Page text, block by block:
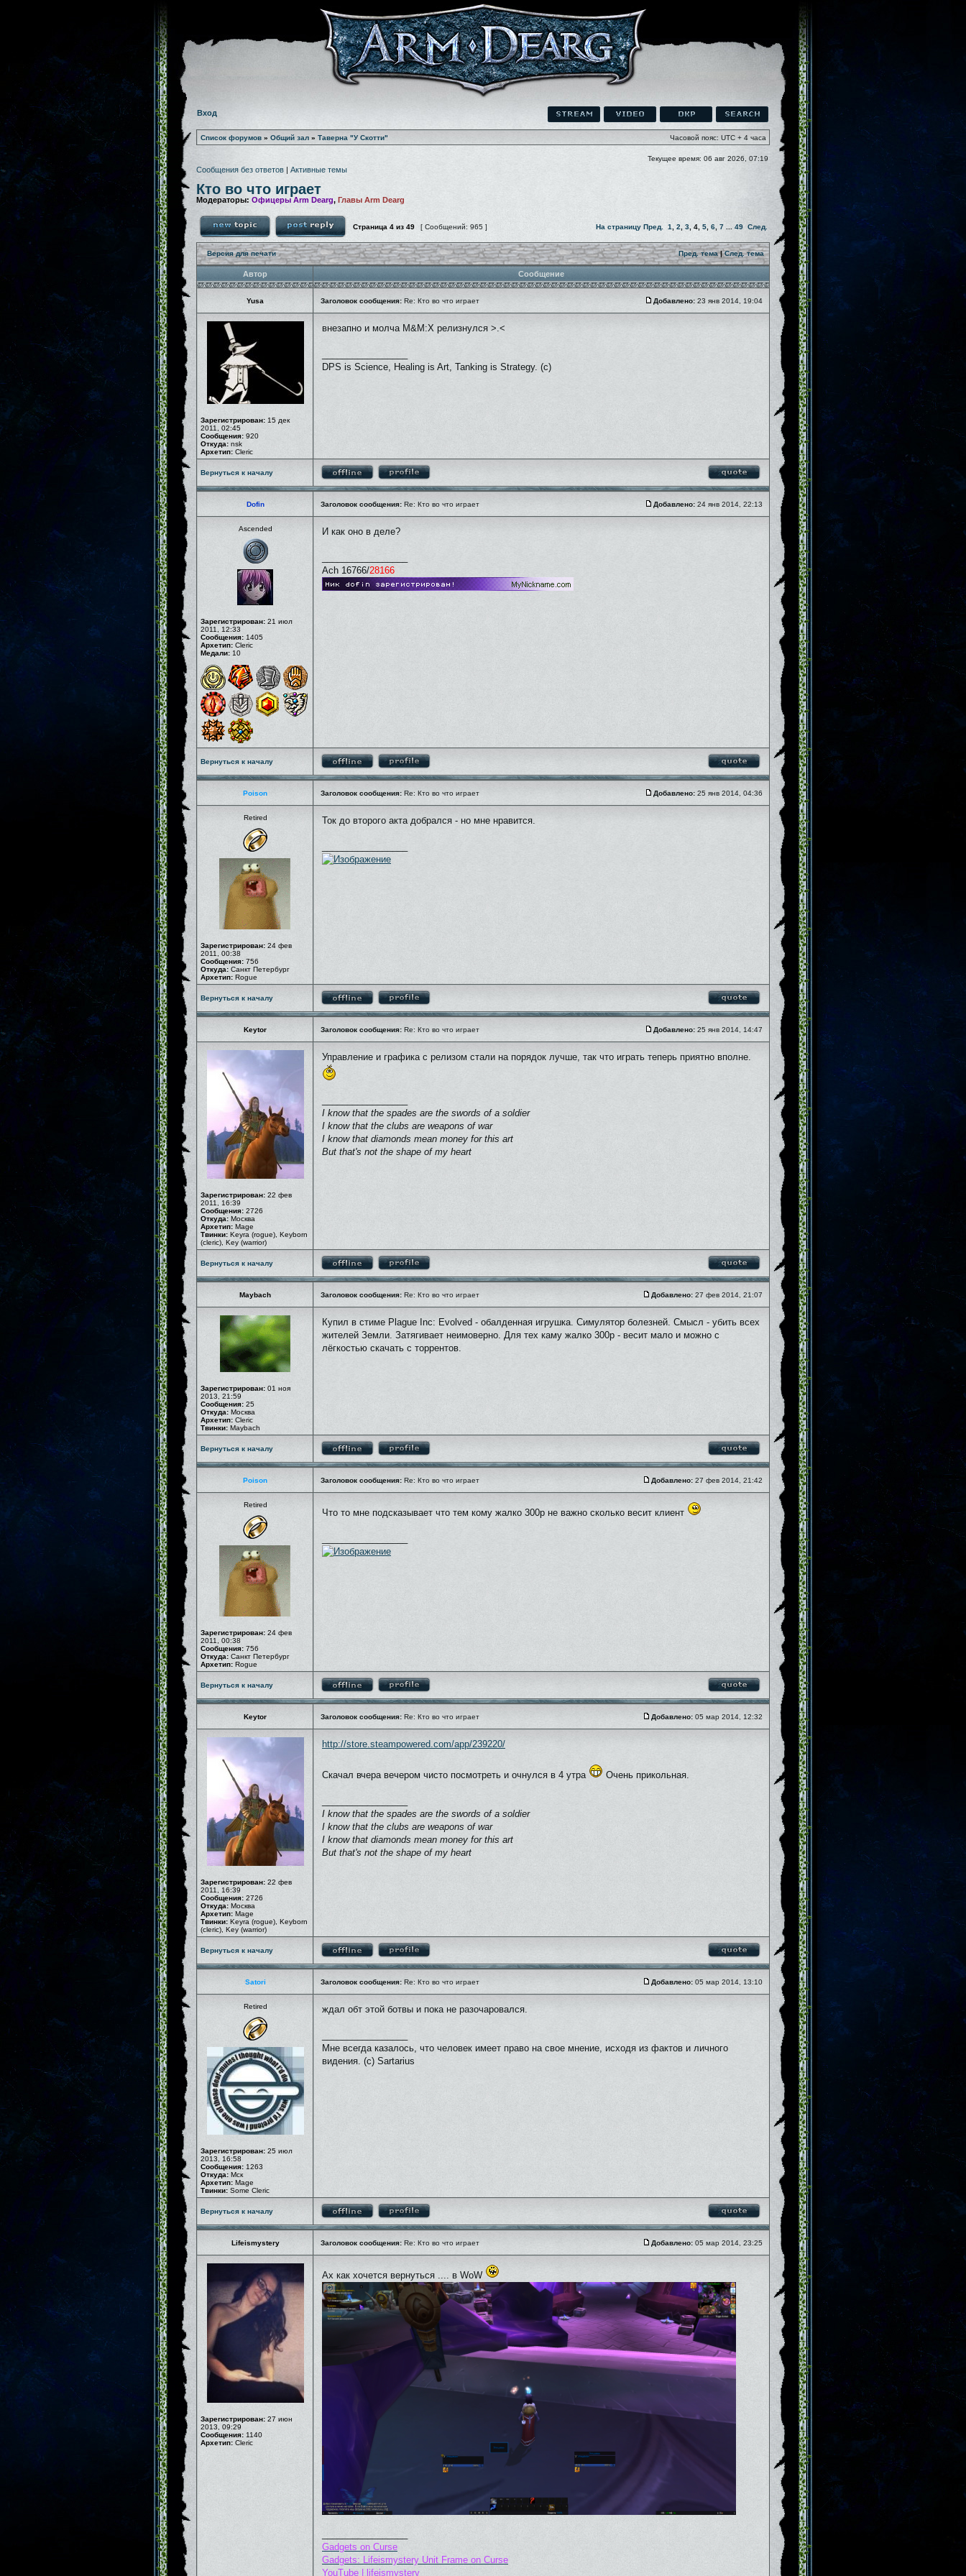
Вход
Список форумов » Общий зал » Таверна "У Скотти" Часовой пояс: UTC + 4 часа
Текущее время: 06 авг 2026, 07:19
Сообщения без ответов | Активные темы
Кто во что играет
Модераторы: Офицеры Arm Dearg, Главы Arm Dearg
Страница 4 из 49 [ Сообщений: 965 ] На страницу Пред. 1 2 3 4 5 6 7 49 След.
Версия для печати Пред. тема|След. тема
Автор Сообщение
Yusa Заголовок сообщения: Re: Кто во что играет Добавлено: 23 янв 2014, 19:04
Зарегистрирован: 15 дек
2011, 02:45
Сообщения: 920
Откуда: nsk
Архетип: Cleric
внезапно и молча M&M:X релизнулся >.<
DPS is Science, Healing is Art, Tanking is Strategy. (c)
Вернуться к началу
Dofin Заголовок сообщения: Re: Кто во что играет Добавлено: 24 янв 2014, 22:13
Ascended
Зарегистрирован: 21 июл
2011, 12:33
Сообщения: 1405
Архетип: Cleric
Медали: 10
И как оно в деле?
Ach 16766/28166
Вернуться к началу
Poison Заголовок сообщения: Re: Кто во что играет Добавлено: 25 янв 2014, 04:36
Retired
Зарегистрирован: 24 фев
2011, 00:38
Сообщения: 756
Откуда: Санкт Петербург
Архетип: Rogue
Ток до второго акта добрался - но мне нравится.
Вернуться к началу
Keytor Заголовок сообщения: Re: Кто во что играет Добавлено: 25 янв 2014, 14:47
Зарегистрирован: 22 фев
2011, 16:39
Сообщения: 2726
Откуда: Москва
Архетип: Mage
Твинки: Keyra (rogue), Keyborn
(cleric), Key (warrior)
Управление и графика с релизом стали на порядок лучше, так что играть теперь приятно вполне.
I know that the spades are the swords of a soldier
I know that the clubs are weapons of war
I know that diamonds mean money for this art
But that's not the shape of my heart
Вернуться к началу
Maybach Заголовок сообщения: Re: Кто во что играет Добавлено: 27 фев 2014, 21:07
Зарегистрирован: 01 ноя
2013, 21:59
Сообщения: 25
Откуда: Москва
Архетип: Cleric
Твинки: Maybach
Купил в стиме Plague Inc: Evolved - обалденная игрушка. Симулятор болезней. Смысл - убить всех
жителей Земли. Затягивает неимоверно. Для тех каму жалко 300р - весит мало и можно с
лёгкостью скачать с торрентов.
Вернуться к началу
Poison Заголовок сообщения: Re: Кто во что играет Добавлено: 27 фев 2014, 21:42
Retired
Зарегистрирован: 24 фев
2011, 00:38
Сообщения: 756
Откуда: Санкт Петербург
Архетип: Rogue
Что то мне подсказывает что тем кому жалко 300р не важно сколько весит клиент
Вернуться к началу
Keytor Заголовок сообщения: Re: Кто во что играет Добавлено: 05 мар 2014, 12:32
Зарегистрирован: 22 фев
2011, 16:39
Сообщения: 2726
Откуда: Москва
Архетип: Mage
Твинки: Keyra (rogue), Keyborn
(cleric), Key (warrior)
http://store.steampowered.com/app/239220/
Скачал вчера вечером чисто посмотреть и очнулся в 4 утра Очень прикольная.
I know that the spades are the swords of a soldier
I know that the clubs are weapons of war
I know that diamonds mean money for this art
But that's not the shape of my heart
Вернуться к началу
Satori Заголовок сообщения: Re: Кто во что играет Добавлено: 05 мар 2014, 13:10
Retired
Зарегистрирован: 25 июл
2013, 16:58
Сообщения: 1263
Откуда: Мск
Архетип: Mage
Твинки: Some Cleric
ждал обт этой ботвы и пока не разочаровался.
Мне всегда казалось, что человек имеет право на свое мнение, исходя из фактов и личного
видения. (с) Sartarius
Вернуться к началу
Lifeismystery Заголовок сообщения: Re: Кто во что играет Добавлено: 05 мар 2014, 23:25
Зарегистрирован: 27 июн
2013, 09:29
Сообщения: 1140
Архетип: Cleric
Ах как хочется вернуться .... в WoW
Gadgets on Curse
Gadgets: Lifeismystery Unit Frame on Curse
YouTube | lifeismystery